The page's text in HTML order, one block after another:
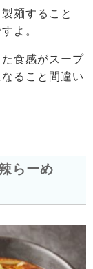
麺すること
よ。
食感がスープ
ること間違い
らーめ